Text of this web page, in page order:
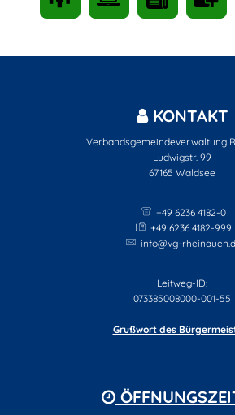
KONTAKT
Verbandsgemeindeverwaltung
Ludwigstr. 99
67165 Waldsee
+49 6236 4182-0
+49 6236 4182-999
info@vg-
Leitweg-ID:
073385008000-001-55
Grußwort des